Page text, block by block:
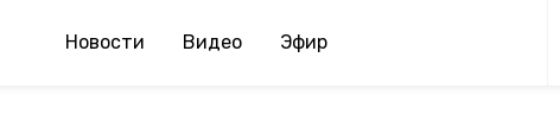
Новости Видео Эфир